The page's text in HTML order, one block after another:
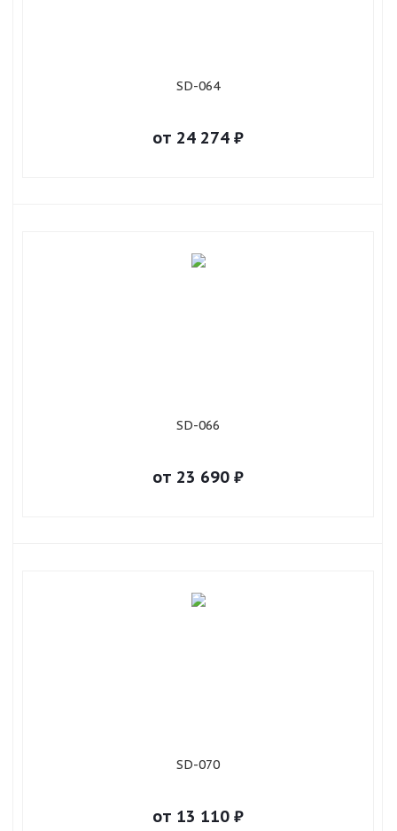
SD-064
от 24 274 ₽
SD-066
от 23 690 ₽
SD-070
от 13 110 ₽